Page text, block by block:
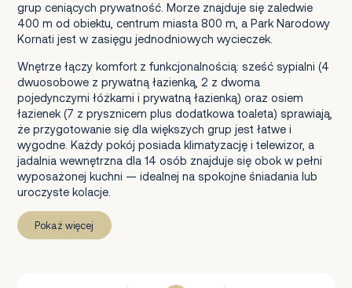
grup ceniących prywatność. Morze znajduje się zaledwie
400 m od obiektu, centrum miasta 800 m, a Park Narodowy
Kornati jest w zasięgu jednodniowych wycieczek.
Wnętrze łączy komfort z funkcjonalnością: sześć sypialni (4
dwuosobowe z prywatną łazienką, 2 z dwoma
pojedynczymi łóżkami i prywatną łazienką) oraz osiem
łazienek (7 z prysznicem plus dodatkowa toaleta) sprawiają,
że przygotowanie się dla większych grup jest łatwe i
wygodne. Każdy pokój posiada klimatyzację i telewizor, a
jadalnia wewnętrzna dla 14 osób znajduje się obok w pełni
wyposażonej kuchni — idealnej na spokojne śniadania lub
uroczyste kolacje.
Pokaż więcej